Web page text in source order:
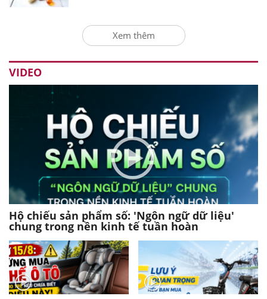
Xem thêm
VIDEO
Hộ chiếu sản phẩm số: 'Ngôn ngữ dữ liệu'
chung trong nền kinh tế tuần hoàn